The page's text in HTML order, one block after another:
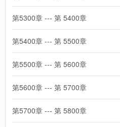
第5300章 --- 第 5400章
第5400章 --- 第 5500章
第5500章 --- 第 5600章
第5600章 --- 第 5700章
第5700章 --- 第 5800章